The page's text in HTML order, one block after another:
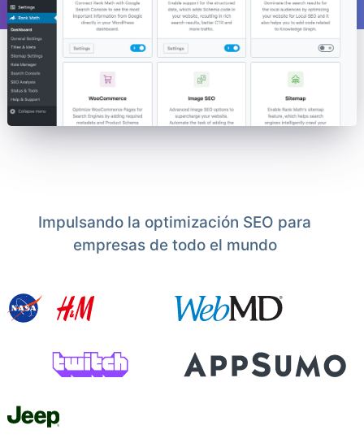
Impulsando la optimización SEO para
empresas de todo el mundo